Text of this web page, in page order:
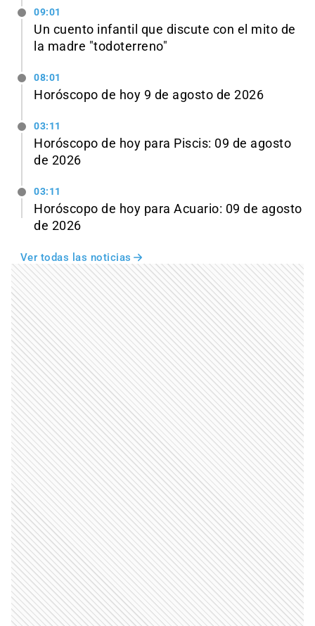
09:01
Un cuento infantil que discute con el mito de
la madre "todoterreno"
08:01
Horóscopo de hoy 9 de agosto de 2026
03:11
Horóscopo de hoy para Piscis: 09 de agosto
de 2026
03:11
Horóscopo de hoy para Acuario: 09 de agosto
de 2026
Ver todas las noticias